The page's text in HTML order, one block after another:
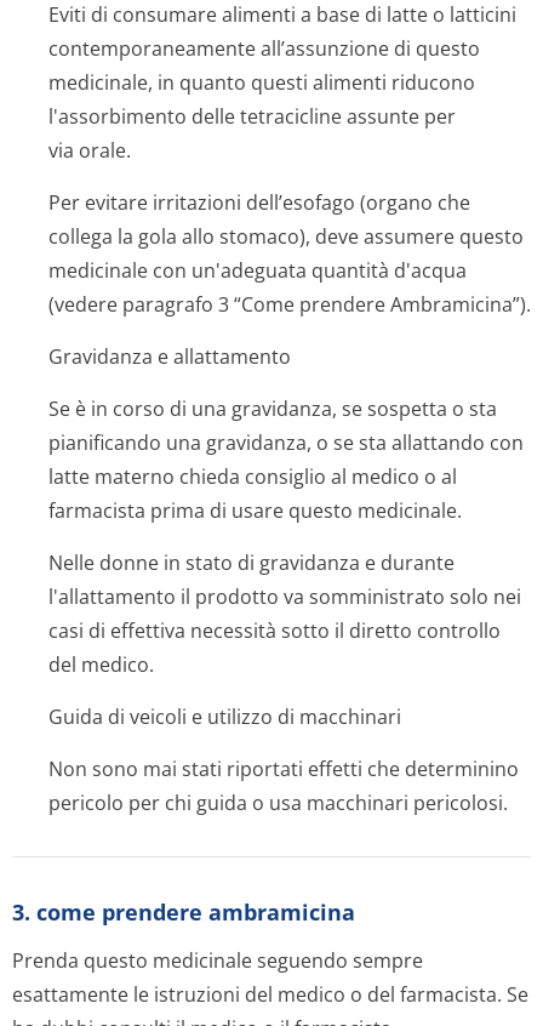
Eviti di consumare alimenti a base di latte o latticini
contemporaneamente all’assunzione di questo
medicinale, in quanto questi alimenti riducono
l'assorbimento delle tetracicline assunte per
via orale.
Per evitare irritazioni dell’esofago (organo che
collega la gola allo stomaco), deve assumere questo
medicinale con un'adeguata quantità d'acqua
(vedere paragrafo 3 “Come prendere Ambramicina”).
Gravidanza e allattamento
Se è in corso di una gravidanza, se sospetta o sta
pianificando una gravidanza, o se sta allattando con
latte materno chieda consiglio al medico o al
farmacista prima di usare questo medicinale.
Nelle donne in stato di gravidanza e durante
l'allattamento il prodotto va somministrato solo nei
casi di effettiva necessità sotto il diretto controllo
del medico.
Guida di veicoli e utilizzo di macchinari
Non sono mai stati riportati effetti che determinino
pericolo per chi guida o usa macchinari pericolosi.
3. come prendere ambramicina
Prenda questo medicinale seguendo sempre
esattamente le istruzioni del medico o del farmacista. Se